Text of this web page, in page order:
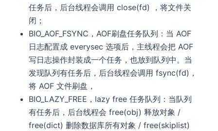
任务后，后台线程会调用 close(fd) ，将文件关
闭；
BIO_AOF_FSYNC，AOF刷盘任务队列：当 AOF
日志配置成 everysec 选项后，主线程会把 AOF
写日志操作封装成一个任务，也放到队列中。当
发现队列有任务后，后台线程会调用 fsync(fd)，
将 AOF 文件刷盘，
BIO_LAZY_FREE，lazy free 任务队列：当队列
有任务后，后台线程会 free(obj) 释放对象 /
free(dict) 删除数据库所有对象 / free(skiplist)